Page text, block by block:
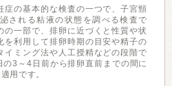
症の基本的な検査の一つで、子宮頸
される粘液の状態を調べる検査で
一部で、排卵に近づくと性質や状
を利用して排卵時期の目安や精子の
イミング法や人工授精などの段階で
3～4日前から排卵直前までの間に
用です。